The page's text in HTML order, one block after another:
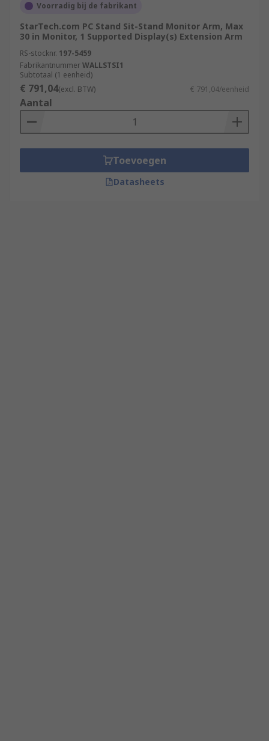
Voorradig bij de fabrikant
StarTech.com PC Stand Sit-Stand Monitor Arm, Max
30 in Monitor, 1 Supported Display(s) Extension Arm
RS-stocknr. 197-5459
FabrikantnummerWALLSTSI1
Subtotaal (1 eenheid)
€ 791,04(excl. BTW) € 791,04/eenheid
Aantal
Toevoegen
Datasheets